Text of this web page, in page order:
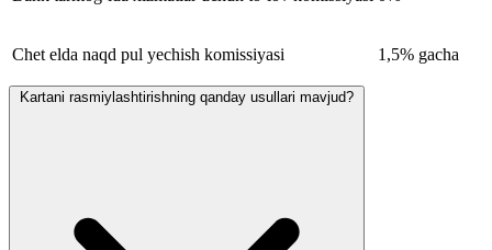
Chet elda naqd pul yechish komissiyasi 1,5% gacha
Kartani rasmiylashtirishning qanday usullari mavjud?